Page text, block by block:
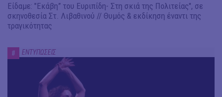
Είδαμε: "Εκάβη” του Ευριπίδη- Στη σκιά της Πολιτείας", σε
σκηνοθεσία Στ. Λιβαθινού // Θυμός & εκδίκηση έναντι της
τραγικότητας
# ΕΝΤΥΠΩΣΕΙΣ